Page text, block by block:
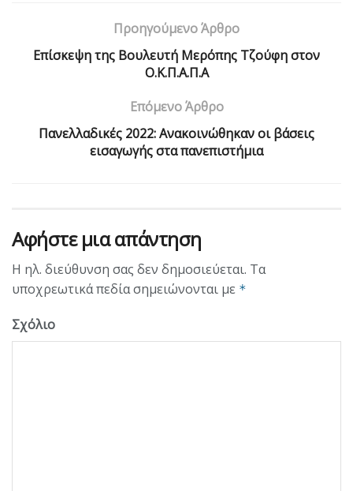
Προηγούμενο Άρθρο
Επίσκεψη της Βουλευτή Μερόπης Τζούφη στον
Ο.Κ.Π.Α.Π.Α
Επόμενο Άρθρο
Πανελλαδικές 2022: Ανακοινώθηκαν οι βάσεις
εισαγωγής στα πανεπιστήμια
Αφήστε μια απάντηση
Η ηλ. διεύθυνση σας δεν δημοσιεύεται. Τα
υποχρεωτικά πεδία σημειώνονται με *
Σχόλιο